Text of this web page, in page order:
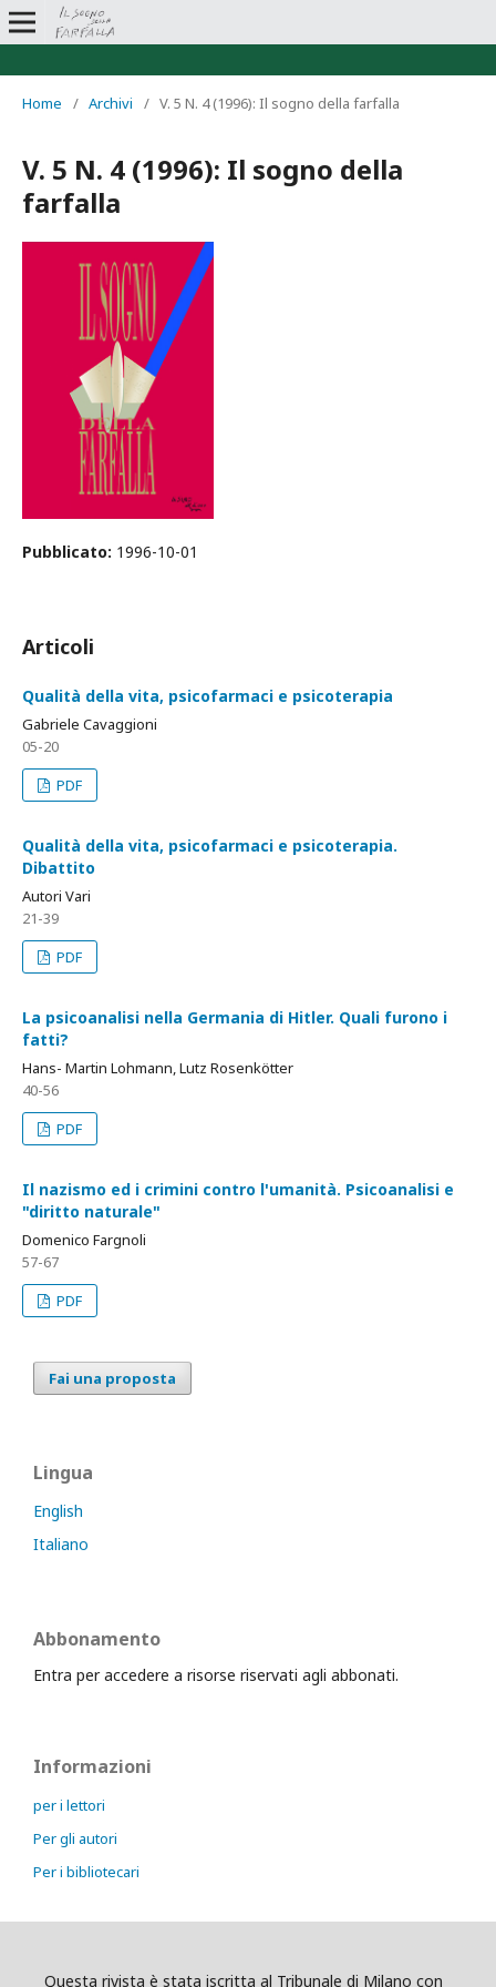
Home / Archivi / V. 5 N. 4 (1996): Il sogno della farfalla
V. 5 N. 4 (1996): Il sogno della
farfalla
Pubblicato: 1996-10-01
Articoli
Qualità della vita, psicofarmaci e psicoterapia
Gabriele Cavaggioni
05-20
PDF
Qualità della vita, psicofarmaci e psicoterapia.
Dibattito
Autori Vari
21-39
PDF
La psicoanalisi nella Germania di Hitler. Quali furono i
fatti?
Hans- Martin Lohmann, Lutz Rosenkötter
40-56
PDF
Il nazismo ed i crimini contro l'umanità. Psicoanalisi e
"diritto naturale"
Domenico Fargnoli
57-67
PDF
Fai una proposta
Lingua
English
Italiano
Abbonamento
Entra per accedere a risorse riservati agli abbonati.
Informazioni
per i lettori
Per gli autori
Per i bibliotecari
Questa rivista è stata iscritta al Tribunale di Milano con